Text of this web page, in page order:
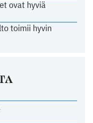
ovat hyviä
toimii hyvin